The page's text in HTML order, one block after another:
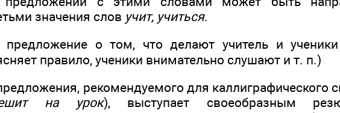
значения слов учит, учиться.
о том, что делают учитель и
правило, ученики внимательно слушают и т. п.)
рекомендуемого для каллиграфического
на урок), выступает своеобразным